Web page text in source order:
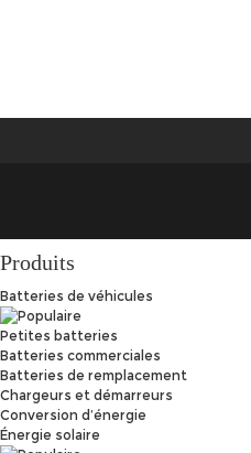
Produits
Batteries de véhicules
Petites batteries
Batteries commerciales
Batteries de remplacement
Chargeurs et démarreurs
Conversion d’énergie
Énergie solaire